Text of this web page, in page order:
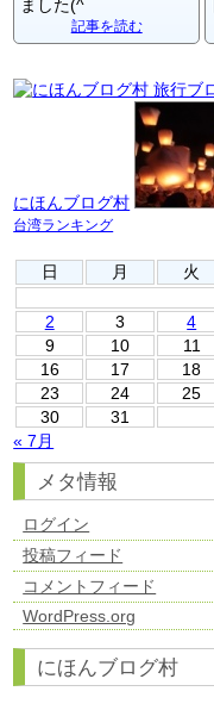
ました(^
記事を読む
にほんブログ村
台湾ランキング
日
月 火
2
3 4
9
10 11
16
17 18
23
24 25
30
31
« 7月
メタ情報
ログイン
投稿フィード
コメントフィード
WordPress.org
にほんブログ村